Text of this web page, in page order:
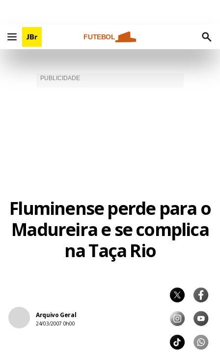
FUTEBOL
Fluminense perde para o
Madureira e se complica
na Taça Rio
Arquivo Geral
24/03/2007 0h00